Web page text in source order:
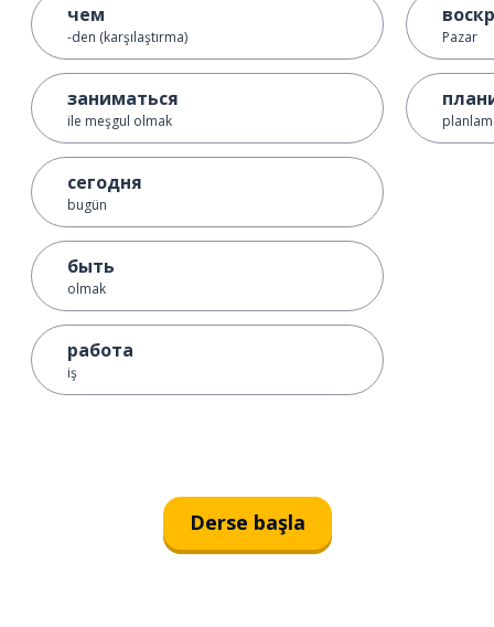
чем
-den (karşılaştırma)
заниматься
ile meşgul olmak
сегодня
bugün
быть
olmak
работа
iş
Pazar
Derse başla